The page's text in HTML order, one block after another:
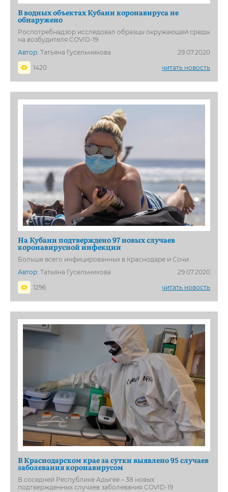
В водных объектах Кубани коронавируса не
обнаружено
Роспотребнадзор исследовал образцы окружающей среды
на возбудителя COVID-19
Автор: Татьяна Гусельникова
29.07.2020
1420
читать новость
На Кубани подтверждено 97 новых случаев
коронавирусной инфекции
Больше всего инфицированных в Краснодаре и Сочи
Автор: Татьяна Гусельникова
29.07.2020
1296
читать новость
В Краснодарском крае за сутки выявлено 95 случаев
заболевания коронавирусом
В соседней Республике Адыгее – 38 новых
подтвержденных случаев заболевания COVID-19